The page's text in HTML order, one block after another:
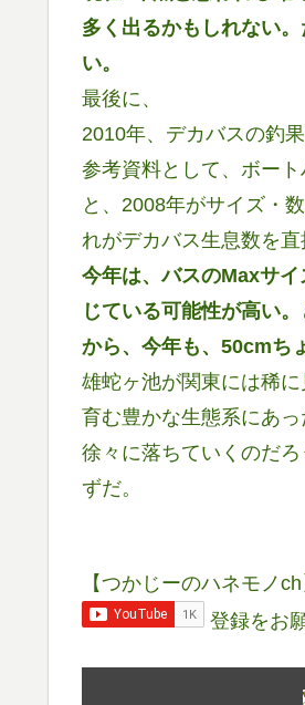
多く出るかもしれない
い。
最後に、
2010年、デカバスの釣
参考資料として、ボー
と、2008年がサイズ・
れがデカバス生息数を
今年は、バスのMaxサ
じている可能性が高い
から、今年も、50cmち
雄蛇ヶ池が関東には稀
育む豊かな生態系にあ
徐々に落ちていくのだ
ずだ。
【つかじーのハネモノ
登録をお